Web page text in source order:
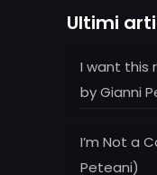
Ultimi
I want this
by Gianni
I’m Not a
Peteani)